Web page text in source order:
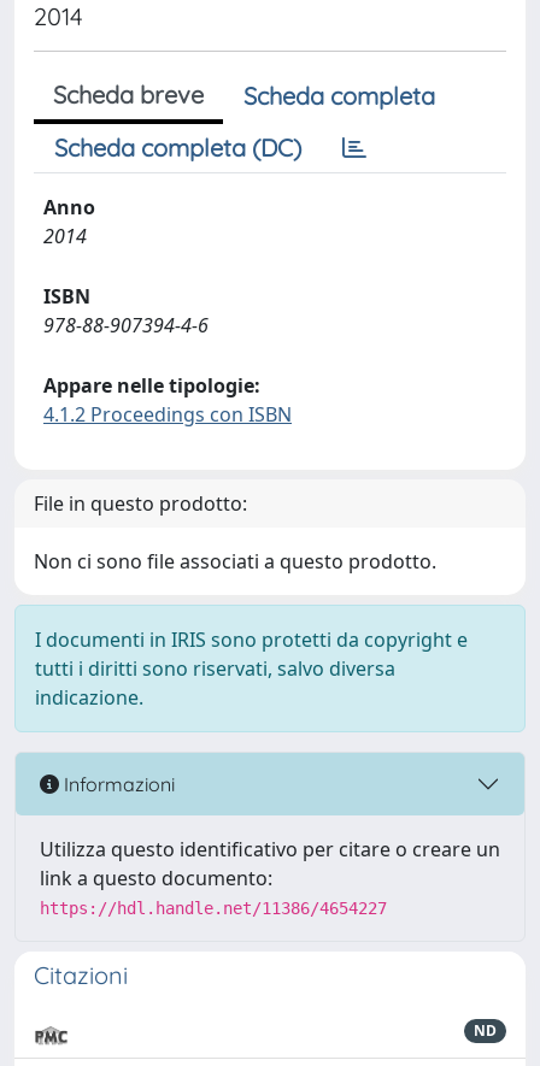
2014
Scheda breve
Scheda completa
Scheda completa (DC)
Anno
2014
ISBN
978-88-907394-4-6
Appare nelle tipologie:
4.1.2 Proceedings con ISBN
File in questo prodotto:
Non ci sono file associati a questo prodotto.
I documenti in IRIS sono protetti da copyright e
tutti i diritti sono riservati, salvo diversa
indicazione.
Informazioni
Utilizza questo identificativo per citare o creare un
link a questo documento:
https://hdl.handle.net/11386/4654227
Citazioni
ND